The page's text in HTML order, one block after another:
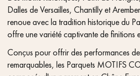
Dalles de Versailles, Chantilly et
renoue avec la tradition historique du
offre une variété captivante de finitions
Conçus pour offrir des performances
remarquables, les Parquets MOTIFS